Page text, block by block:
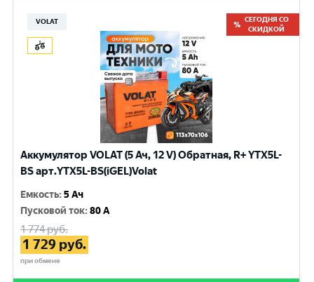
VOLAT
СЕГОДНЯ СО
СКИДКОЙ
Аккумулятор VOLAT (5 Ач, 12 V) Обратная, R+ YTX5L-
BS арт.YTX5L-BS(iGEL)Volat
Емкость:5 Ач
Пусковой ток:80 A
1 774руб.
1 729 руб.
при обмене